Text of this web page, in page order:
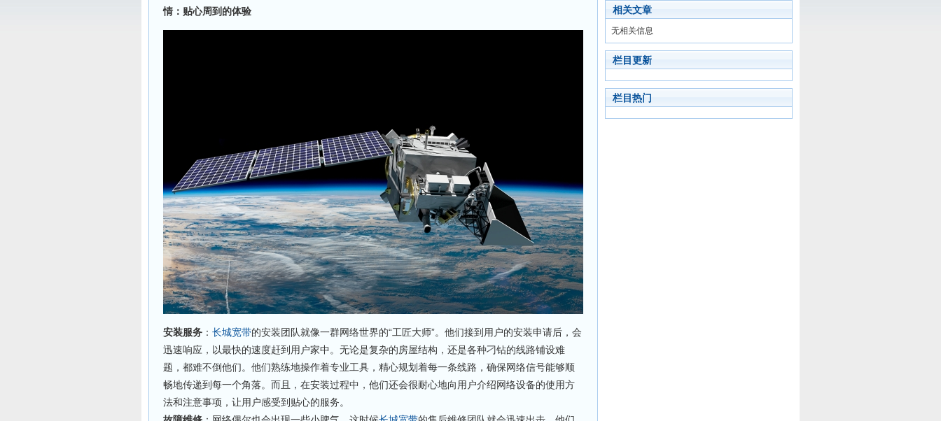
情：贴心周到的体验
安装服务 ： 长城宽带的安装团队就像一群网络世界的“工匠大师”。他们接到用户的安装申请后，会
迅速响应，以最快的速度赶到用户家中。无论是复杂的房屋结构，还是各种刁钻的线路铺设难
题，都难不倒他们。他们熟练地操作着专业工具，精心规划着每一条线路，确保网络信号能够顺
畅地传递到每一个角落。而且，在安装过程中，他们还会很耐心地向用户介绍网络设备的使用方
法和注意事项，让用户感受到贴心的服务。
相关文章
无相关信息
栏目更新
栏目热门